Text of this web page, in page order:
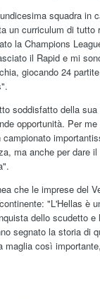
squadra in
un curriculum di tutto
la Champions
il Rapid e mi
giocando 24
soddisfatto della sua
opportunità. Per
ma anche per dare
che le imprese del
"L'Hellas è
dello scudetto e
segnato la storia di
maglia così